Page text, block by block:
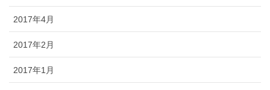
2017年4月
2017年2月
2017年1月